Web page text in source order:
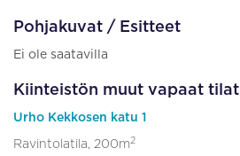
Pohjakuvat / Esitteet
Ei ole saatavilla
Kiinteistön muut vapaat tilat
Urho Kekkosen katu 1
Ravintolatila, 200m 2